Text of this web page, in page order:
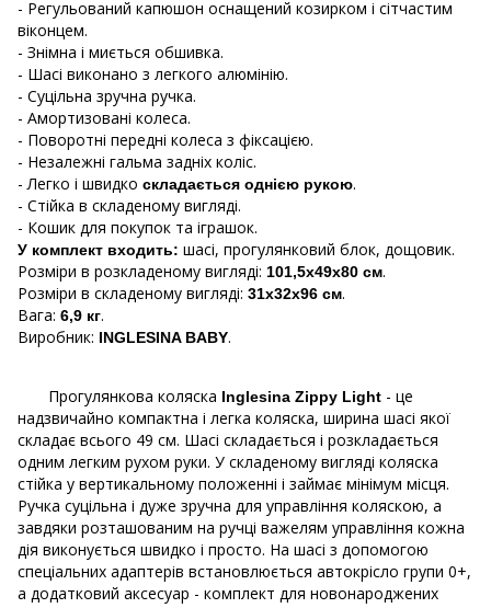
- Регульований капюшон оснащений козирком і сітчастим
віконцем.
- Знімна і миється обшивка.
- Шасі виконано з легкого алюмінію.
- Суцільна зручна ручка.
- Амортизовані колеса.
- Поворотні передні колеса з фіксацією.
- Незалежні гальма задніх коліс.
- Легко і швидко складається однією рукою.
- Стійка в складеному вигляді.
- Кошик для покупок та іграшок.
У комплект входить: шасі, прогулянковий блок, дощовик.
Розміри в розкладеному вигляді: 101,5х49х80 см.
Розміри в складеному вигляді: 31x32х96 см.
Вага: 6,9 кг.
Виробник: INGLESINA BABY.
Прогулянкова коляска Inglesina Zippy Light - це
надзвичайно компактна і легка коляска, ширина шасі якої
складає всього 49 см. Шасі складається і розкладається
одним легким рухом руки. У складеному вигляді коляска
стійка у вертикальному положенні і займає мінімум місця.
Ручка суцільна і дуже зручна для управління коляскою, а
завдяки розташованим на ручці важелям управління кожна
дія виконується швидко і просто. На шасі з допомогою
спеціальних адаптерів встановлюється автокрісло групи 0+,
а додатковий аксесуар - комплект для новонароджених